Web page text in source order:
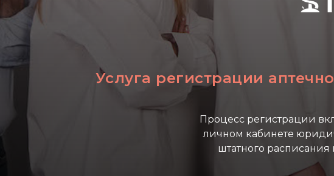
Услуга регистрации
Процесс регистрации
личном кабинете
штатного расписания